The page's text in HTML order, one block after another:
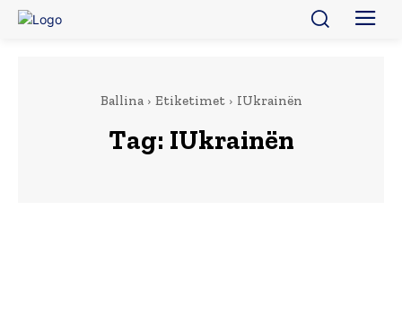
Ballina Etiketimet IUkrainën
Tag: IUkrainën